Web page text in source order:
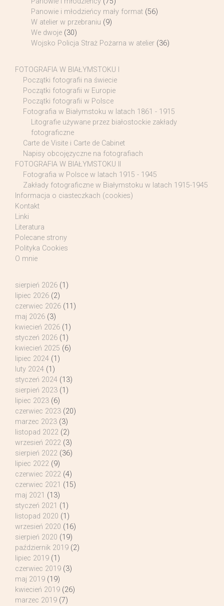
Panowie i młodzieńcy mały format (56)
W atelier w przebraniu (9)
We dwoje (30)
Wojsko Policja Straż Pożarna w atelier (36)
FOTOGRAFIA W BIAŁYMSTOKU I
Początki fotografii na świecie
Początki fotografii w Europie
Początki fotografii w Polsce
Fotografia w Białymstoku w latach 1861 - 1915
Litografie używane przez białostockie zakłady
fotograficzne
Carte de Visite i Carte de Cabinet
Napisy obcojęzyczne na fotografiach
FOTOGRAFIA W BIAŁYMSTOKU II
Fotografia w Polsce w latach 1915 - 1945
Zakłady fotograficzne w Białymstoku w latach 1915-1945
Informacja o ciasteczkach (cookies)
Kontakt
Linki
Literatura
Polecane strony
Polityka Cookies
O mnie
sierpień 2026 (1)
lipiec 2026 (2)
czerwiec 2026 (11)
maj 2026 (3)
kwiecień 2026 (1)
styczeń 2026 (1)
kwiecień 2025 (6)
lipiec 2024 (1)
luty 2024 (1)
styczeń 2024 (13)
sierpień 2023 (1)
lipiec 2023 (6)
czerwiec 2023 (20)
marzec 2023 (3)
listopad 2022 (2)
wrzesień 2022 (3)
sierpień 2022 (36)
lipiec 2022 (9)
czerwiec 2022 (4)
czerwiec 2021 (15)
maj 2021 (13)
styczeń 2021 (1)
listopad 2020 (1)
wrzesień 2020 (16)
sierpień 2020 (19)
październik 2019 (2)
lipiec 2019 (1)
czerwiec 2019 (3)
maj 2019 (19)
kwiecień 2019 (26)
marzec 2019 (7)